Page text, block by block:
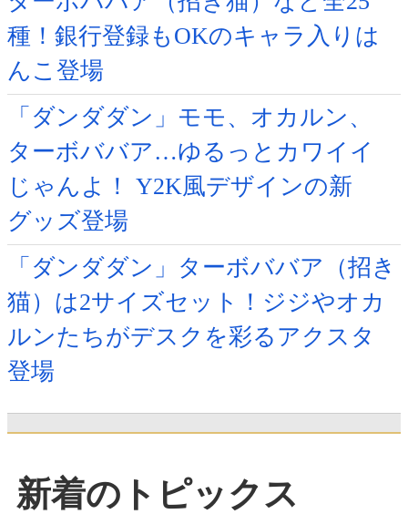
種！銀行登録もOKのキャラ入りは
んこ登場
「ダンダダン」モモ、オカルン、
ターボババア…ゆるっとカワイイ
じゃんよ！ Y2K風デザインの新
グッズ登場
「ダンダダン」ターボババア（招き
猫）は2サイズセット！ジジやオカ
ルンたちがデスクを彩るアクスタ
登場
新着のトピックス